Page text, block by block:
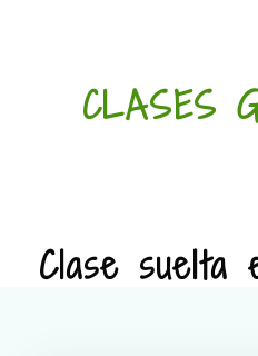
CLASES
Clase suelta